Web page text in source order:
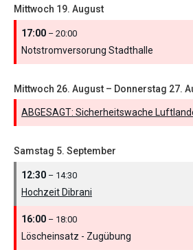
Mittwoch 19. August
17:00 – 20:00
Notstromversorung Stadthalle
Mittwoch 26. August – Donnerstag 27.
ABGESAGT: Sicherheitswache
Samstag 5. September
12:30 – 14:30
Hochzeit Dibrani
16:00 – 18:00
Löscheinsatz - Zugübung